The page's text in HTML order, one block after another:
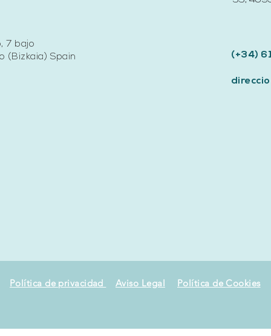
7 bajo
(Bizkaia) Spain
(+34)
Política de privacidad Aviso Legal Política de Cookies